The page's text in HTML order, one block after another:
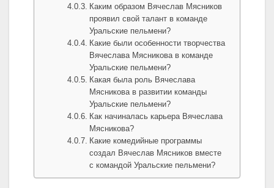
Каким образом Вячеслав Мясников
проявил свой талант в команде
Уральские пельмени?
Какие были особенности творчества
Вячеслава Мясникова в команде
Уральские пельмени?
Какая была роль Вячеслава
Мясникова в развитии команды
Уральские пельмени?
Как начиналась карьера Вячеслава
Мясникова?
Какие комедийные программы
создал Вячеслав Мясников вместе
с командой Уральские пельмени?